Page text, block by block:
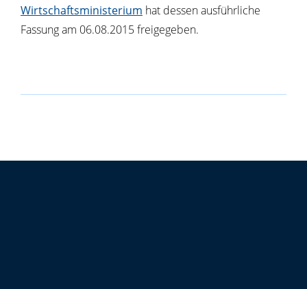
Wirtschaftsministerium hat dessen ausführliche
Fassung am 06.08.2015 freigegeben.